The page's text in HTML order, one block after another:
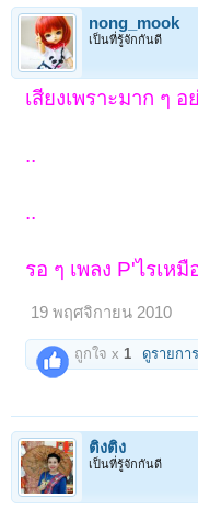
nong_mook
เป็นที่รู้จักกันดี
เสียงเพราะมาก ๆ
..
..
รอ ๆ เพลง P'ไรเห
19 พฤศจิกายน 2010
ถูกใจ x 1 ดูรายการ
ติงติง
เป็นที่รู้จักกันดี